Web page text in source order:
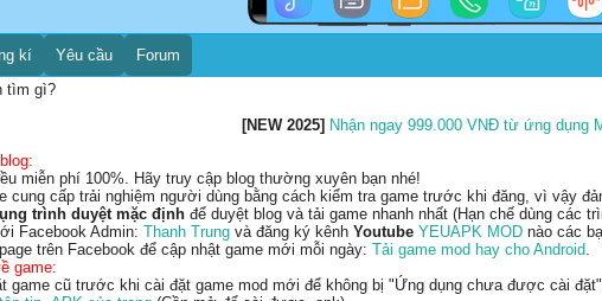
kí Yêu cầu
Forum
tìm gì?
[NEW 2025] Nhận ngay 999.000 VNĐ từ ứng dụng
miễn phí 100%. Hãy truy cập blog thường xuyên bạn nhé!
cung cấp trải nghiệm người dùng bằng cách kiểm tra game trước khi đăng, vì vậy
trình duyệt mặc định để duyệt blog và tải game nhanh nhất (Hạn chế dùng các
Facebook Admin: Thanh Trung và đăng ký kênh Youtube YEUAPK MOD nào các
trên Facebook để cập nhật game mới mỗi ngày: Tải game mod hay cho Android.
game:
game cũ trước khi cài đặt game mod mới để không bị "Ứng dụng chưa được cài